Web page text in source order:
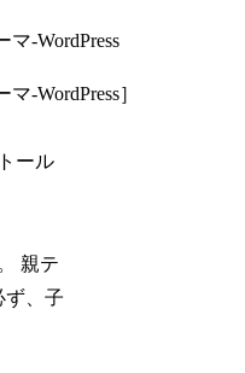
-WordPress］
ール
親テ
ず、子